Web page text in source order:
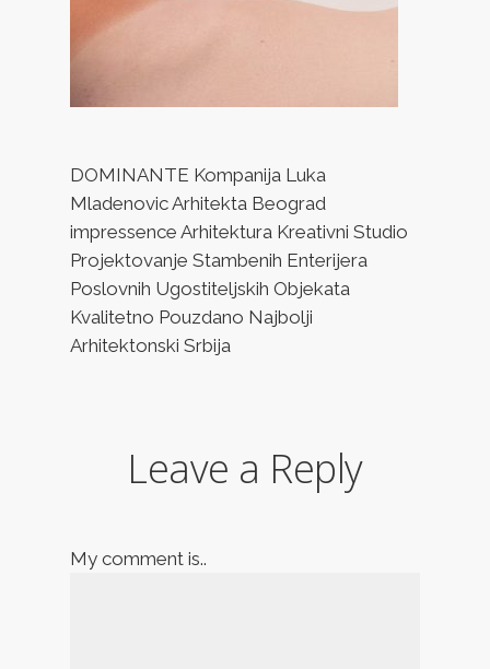
DOMINANTE Kompanija Luka
Mladenovic Arhitekta Beograd
impressence Arhitektura Kreativni Studio
Projektovanje Stambenih Enterijera
Poslovnih Ugostiteljskih Objekata
Kvalitetno Pouzdano Najbolji
Arhitektonski Srbija
Leave a Reply
My comment is..